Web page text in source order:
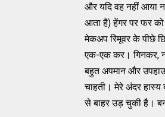
और यदि वह नहीं आया
आता है) हेंगर पर फर
मेकअप रिमूवर के पीछे
एक-एक कर। गिनकर, न
बहुत अपमान और
चाहती। मेरे अंदर हास्य
से बाहर उड़ चुकी है।